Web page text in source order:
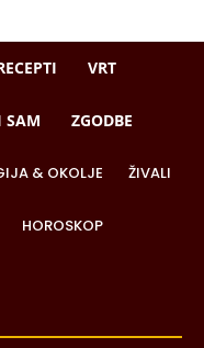
VRT
SAM ZGODBE
& OKOLJE ŽIVALI
HOROSKOP